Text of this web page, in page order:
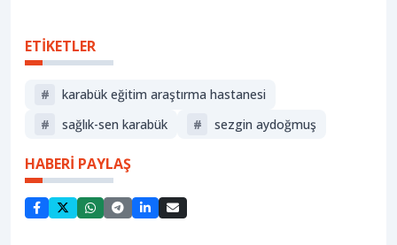
ETİKETLER
#
karabük eğitim araştırma hastanesi
#
sağlık-sen karabük # sezgin aydoğmuş
HABERİ PAYLAŞ